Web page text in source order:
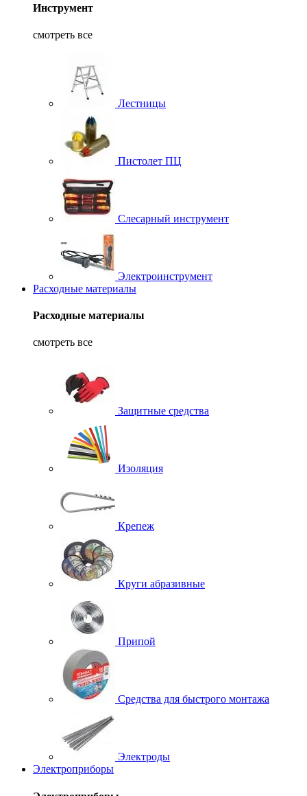
Инструмент
смотреть все
Лестницы
Пистолет ПЦ
Слесарный инструмент
Электроинструмент
Расходные материалы
Расходные материалы
смотреть все
Защитные средства
Изоляция
Крепеж
Круги абразивные
Припой
Средства для быстрого монтажа
Электроды
Электроприборы